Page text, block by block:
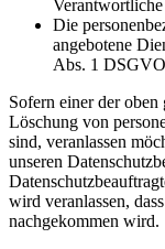
Die
angebotene
Abs. 1
Sofern einer der
Löschung von
sind, veranlassen
unseren
wird veranlassen,
nachgekommen wird.